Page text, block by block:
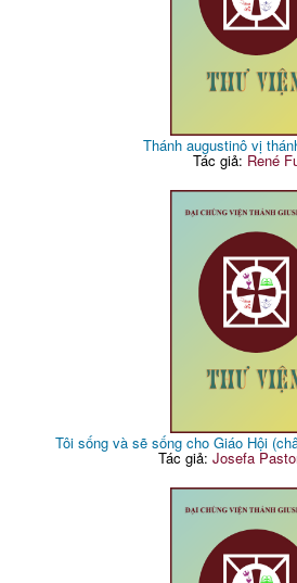
Thánh augustinô vị
Tác giả: René
Tôi sống và sẽ sống cho Giáo Hội
Tác giả:Josefa